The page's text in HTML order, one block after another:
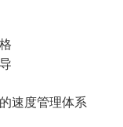
速度管理体系